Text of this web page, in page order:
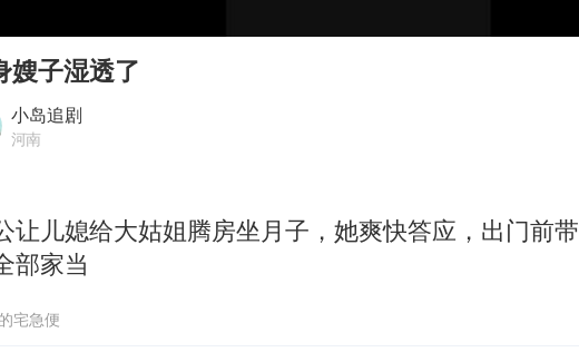
律师称“梅姨”若满75岁或不适用死刑
中国经济展现强大韧性和活力
嫂子湿透了
小岛追剧
河南
让儿媳给大姑姐腾房坐月子，她爽快答应，出门前带
部家当
宅急便